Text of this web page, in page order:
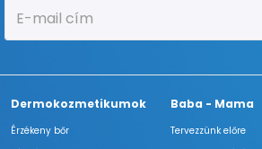
Dermokozmetikumok
Érzékeny bőr
Baba - Mama
Tervezzünk előre